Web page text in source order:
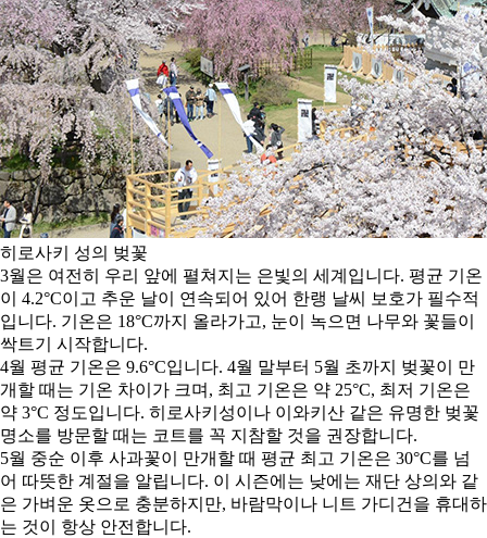
히로사키 성의 벚꽃
3월은 여전히 우리 앞에 펼쳐지는 은빛의 세계입니다. 평균 기온
이 4.2°C이고 추운 날이 연속되어 있어 한랭 날씨 보호가 필수적
입니다. 기온은 18°C까지 올라가고, 눈이 녹으면 나무와 꽃들이
싹트기 시작합니다.
4월 평균 기온은 9.6°C입니다. 4월 말부터 5월 초까지 벚꽃이 만
개할 때는 기온 차이가 크며, 최고 기온은 약 25°C, 최저 기온은
약 3°C 정도입니다. 히로사키성이나 이와키산 같은 유명한 벚꽃
명소를 방문할 때는 코트를 꼭 지참할 것을 권장합니다.
5월 중순 이후 사과꽃이 만개할 때 평균 최고 기온은 30°C를 넘
어 따뜻한 계절을 알립니다. 이 시즌에는 낮에는 재단 상의와 같
은 가벼운 옷으로 충분하지만, 바람막이나 니트 가디건을 휴대하
는 것이 항상 안전합니다.